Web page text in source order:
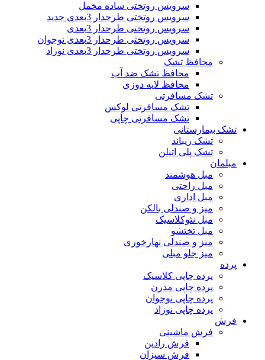
سرویس روتختی ساده مخمل
سرویس روتختی طرحدار 3بعدی جدید
سرویس روتختی طرحدار 3بعدی
سرویس روتختی طرحدار 3بعدی نوجوان
سرویس روتختی طرحدار 3بعدی نوزاد
محافظ تشک
محافظ تشک ضد آب
محافظ لایه دوزی
تشک مسافرتی
تشک مسافرتی لوکس
تشک مسافرتی چاپی
تشک بیمارستانی
تشک ریباند
تشک پلی اتیلن
مبلمان
مبل هوشمند
مبل راحتی
مبل اداری
میز و صندلی بالکن
مبل نئوکلاسیک
مبل تختشو
میز و صندلی نهارخوری
میز جلو مبلی
پرده
پرده چاپی کلاسیک
پرده چاپی مدرن
پرده چاپی نوجوان
پرده چاپی نوزاد
فرش
فرش ماشینی
فرش رادین
فرش سیزان